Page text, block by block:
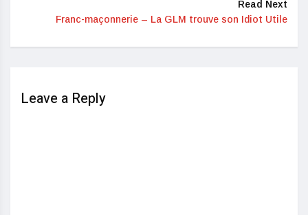
Read Next
Franc-maçonnerie – La GLM trouve son Idiot Utile
Leave a Reply